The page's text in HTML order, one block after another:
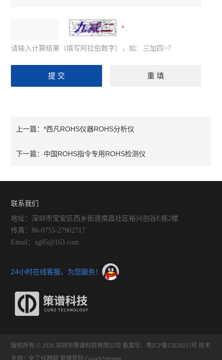
请输入计算结果（填写阿拉伯数字），如：三加四=7
上一篇：*西凡ROHS仪器ROHS分析仪
下一篇： 中国ROHS指令专用ROHS检测仪
联系我们
地址：深圳市宝安区西乡街道南昌社区裕兴创谷E栋2楼
传真：86-0755-27902717
Email：zg05@163.com
24小时在线客服，为您服务！
版权所有 © 2026 深圳市策谱科技有限公司 备案号：粤ICP备15026015号 技术
支持： 化工仪器网 管理登陆 GoogleSitemap